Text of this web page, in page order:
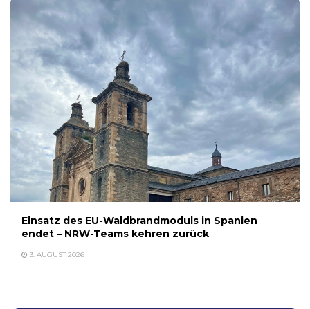
Einsatz des EU-Waldbrandmoduls in Spanien
endet – NRW-Teams kehren zurück
3. AUGUST 2026